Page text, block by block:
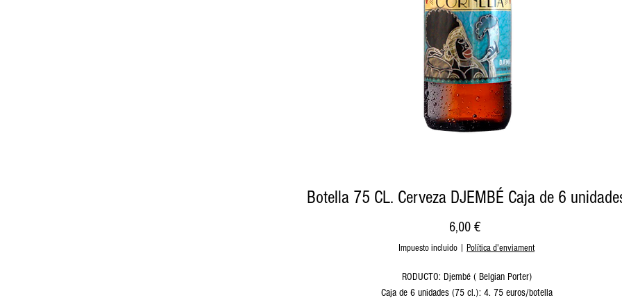
Botella 75 CL. Cerveza DJEMBÉ Caja de 6
6,00 €Precio
Impuesto incluido Política d'enviament
RODUCTO: Djembé ( Belgian Porter)
Caja de 6 unidades (75 cl.): 4. 75 euros/botella